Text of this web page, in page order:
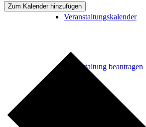
Veranstaltungskalender
Veranstaltung beantragen
Zum Kalender hinzufügen